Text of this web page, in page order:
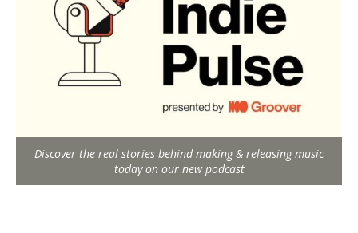
Discover the real stories behind making & releasing music
today on our new podcast